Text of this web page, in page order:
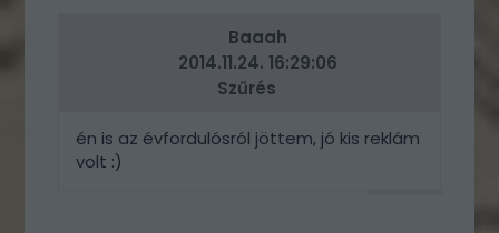
Baaah
2014.11.24. 16:29:06
Szűrés
én is az évfordulósról jöttem, jó kis reklám
volt :)